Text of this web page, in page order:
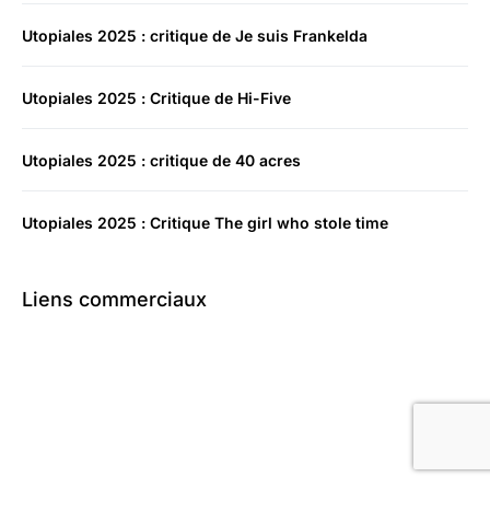
Utopiales 2025 : critique de Je suis Frankelda
Utopiales 2025 : Critique de Hi-Five
Utopiales 2025 : critique de 40 acres
Utopiales 2025 : Critique The girl who stole time
Liens commerciaux